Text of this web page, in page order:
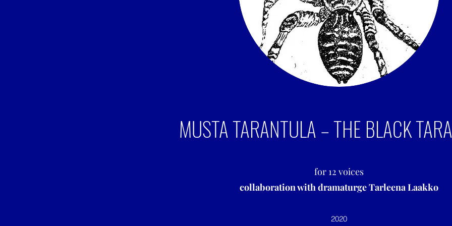
MUSTA TARANTULA – THE BLACK
for 12 voices
collaboration with dramaturge Tarleena Laakko
2020